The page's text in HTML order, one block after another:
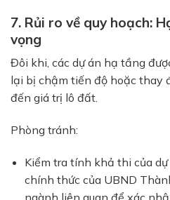
7. Rủi ro về quy hoạch:
vọng
Đôi khi, các dự án hạ tầng
lại bị chậm tiến độ hoặc thay
đến giá trị lô đất.
Phòng tránh:
Kiểm tra tính khả thi của dự
chính thức của UBND
ngành liên quan để xác